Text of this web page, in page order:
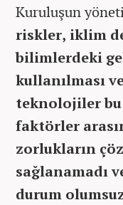
Kuruluşun
riskler, iklim
bilimlerdeki
kullanılması
teknolojiler
faktörler
zorlukların
sağlanamadı
durum